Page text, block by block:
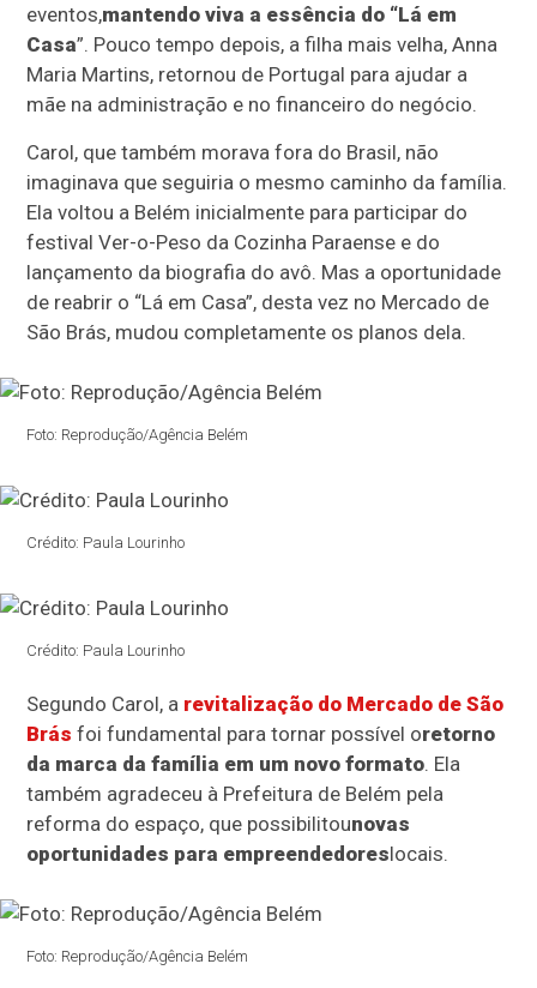
eventos,mantendo viva a essência do “Lá em
Casa”. Pouco tempo depois, a filha mais velha, Anna
Maria Martins, retornou de Portugal para ajudar a
mãe na administração e no financeiro do negócio.
Carol, que também morava fora do Brasil, não
imaginava que seguiria o mesmo caminho da família.
Ela voltou a Belém inicialmente para participar do
festival Ver-o-Peso da Cozinha Paraense e do
lançamento da biografia do avô. Mas a oportunidade
de reabrir o “Lá em Casa”, desta vez no Mercado de
São Brás, mudou completamente os planos dela.
Foto: Reprodução/Agência Belém
Crédito: Paula Lourinho
Crédito: Paula Lourinho
Segundo Carol, a revitalização do Mercado de São
Brás foi fundamental para tornar possível oretorno
da marca da família em um novo formato. Ela
também agradeceu à Prefeitura de Belém pela
reforma do espaço, que possibilitounovas
oportunidades para empreendedoreslocais.
Foto: Reprodução/Agência Belém